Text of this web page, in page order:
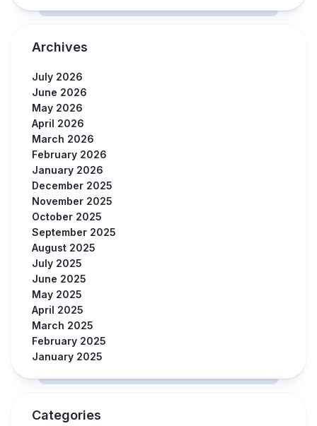
Archives
July 2026
June 2026
May 2026
April 2026
March 2026
February 2026
January 2026
December 2025
November 2025
October 2025
September 2025
August 2025
July 2025
June 2025
May 2025
April 2025
March 2025
February 2025
January 2025
Categories